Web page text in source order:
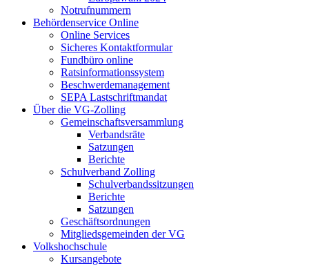
Notrufnummern
Behördenservice Online
Online Services
Sicheres Kontaktformular
Fundbüro online
Ratsinformationssystem
Beschwerdemanagement
SEPA Lastschriftmandat
Über die VG-Zolling
Gemeinschaftsversammlung
Verbandsräte
Satzungen
Berichte
Schulverband Zolling
Schulverbandssitzungen
Berichte
Satzungen
Geschäftsordnungen
Mitgliedsgemeinden der VG
Volkshochschule
Kursangebote